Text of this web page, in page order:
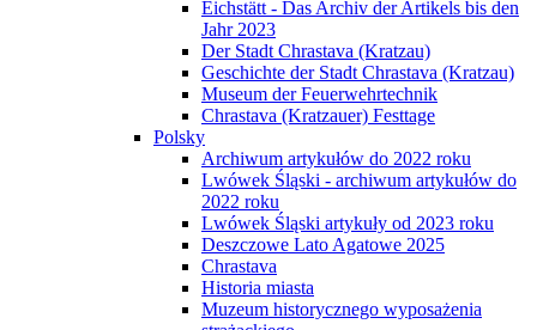
Eichstätt - Das Archiv der Artikels bis den
Jahr 2023
Der Stadt Chrastava (Kratzau)
Geschichte der Stadt Chrastava (Kratzau)
Museum der Feuerwehrtechnik
Chrastava (Kratzauer) Festtage
Polsky
Archiwum artykułów do 2022 roku
Lwówek Śląski - archiwum artykułów do
2022 roku
Lwówek Śląski artykuły od 2023 roku
Deszczowe Lato Agatowe 2025
Chrastava
Historia miasta
Muzeum historycznego wyposażenia